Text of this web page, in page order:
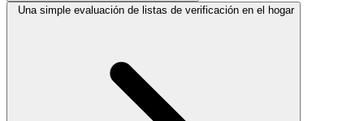
Una simple evaluación de listas de verificación en el hogar